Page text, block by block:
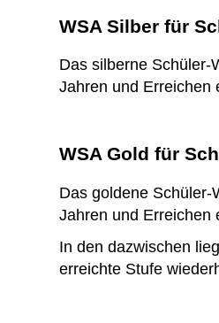
WSA Silber für
Das silberne Schüler-
Jahren und Erreichen
WSA Gold für
Das goldene Schüler-
Jahren und Erreichen
In den dazwischen
erreichte Stufe